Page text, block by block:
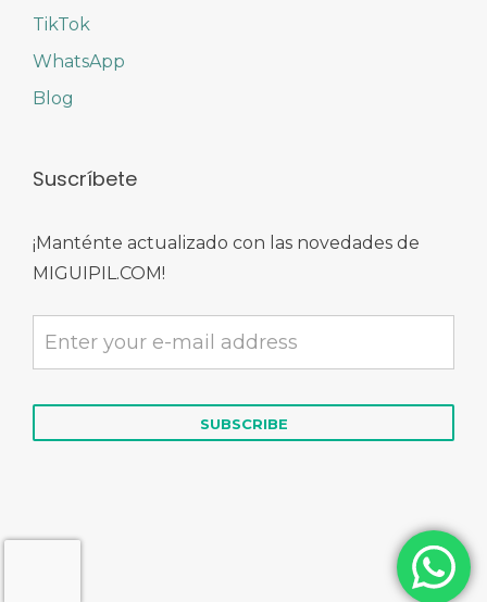
TikTok
WhatsApp
Blog
Suscríbete
¡Manténte actualizado con las novedades de
MIGUIPIL.COM!